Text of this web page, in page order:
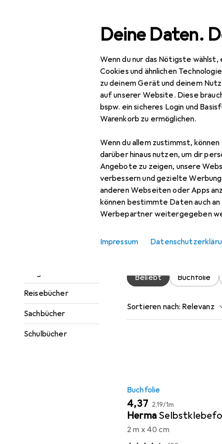
Deine Daten.
Wenn du nur das Nötigste
Cookies und ähnlichen
zu deinem Gerät und deinem
auf unserer Website. Diese
bspw. ein sicheres Login und
Warenkorb zu ermöglichen.
Wenn du allem zustimmst,
darüber hinaus nutzen, um dir
Angebote zu zeigen, unsere
verbessern und gezielte
anderen Webseiten oder Apps
können bestimmte Daten auch
Werbepartner weitergegeben
Impressum
Navigation nach Kategorien
Ratgeber
Reisebücher
Sachbücher
Schulbücher
Gesamtsortiment
Zubehör für
Hier findest du passendes
Beliebt Buchfolie
Sortieren nach: Relevanz
Buchfolie
EUR
4,37 EUR
2,19/1m
Herma
2 m x 40 cm